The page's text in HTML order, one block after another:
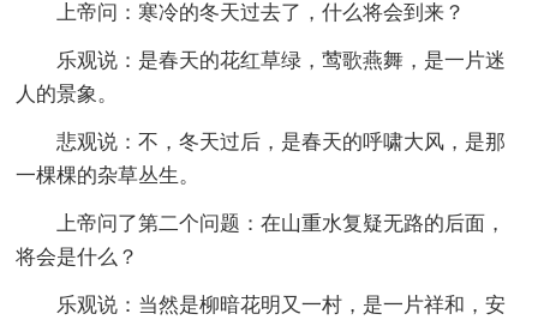
上帝问：寒冷的冬天过去了，什么将会到来？
乐观说：是春天的花红草绿，莺歌燕舞，是一片迷
人的景象。
悲观说：不，冬天过后，是春天的呼啸大风，是那
一棵棵的杂草丛生。
上帝问了第二个问题：在山重水复疑无路的后面，
将会是什么？
乐观说：当然是柳暗花明又一村，是一片祥和，安